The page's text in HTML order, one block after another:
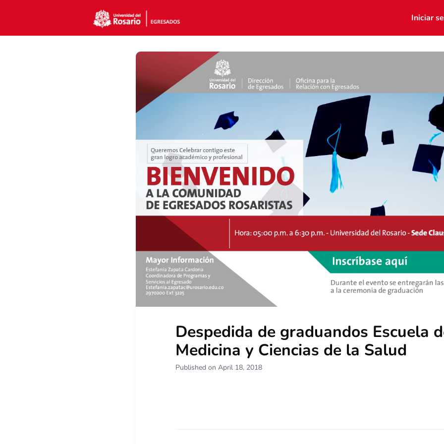
Pasaporte Virtual Grupos Dona aquí
Plan Mentores
Iniciar
Despedida de graduandos Escuela
Medicina y Ciencias de la Salud
Published on April 18, 2018